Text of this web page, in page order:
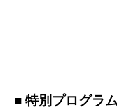
■ 特別プログラ